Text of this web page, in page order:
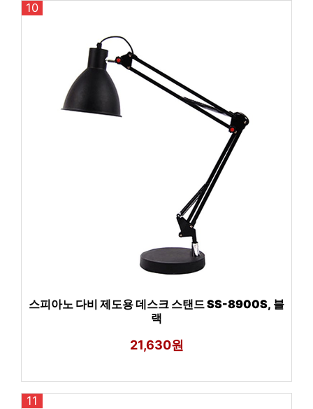
10
스피아노 다비 제도용 데스크 스탠드 SS-8900S, 블
랙
21,630원
11